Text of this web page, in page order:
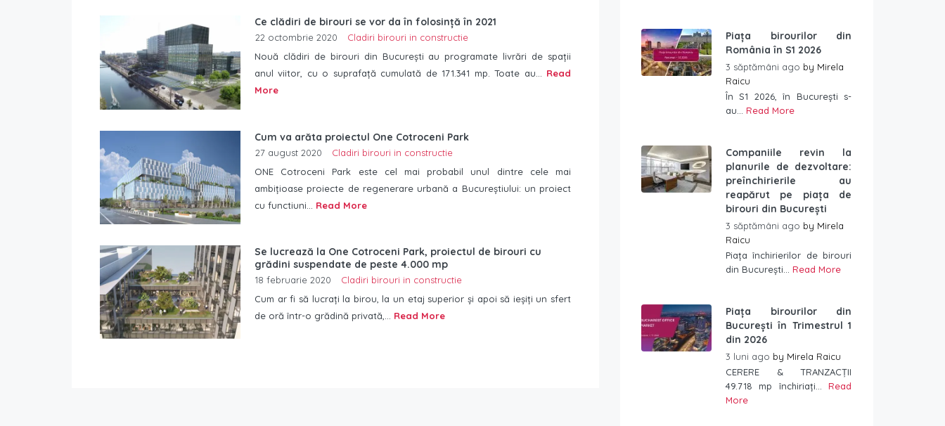
Ce clădiri de birouri se vor da în folosință în 2021
22 octombrie 2020
Cladiri birouri in constructie
Nouă clădiri de birouri din București au programate livrări de spații
anul viitor, cu o suprafață cumulată de 171.341 mp. Toate au... Read
More
Cum va arăta proiectul One Cotroceni Park
27 august 2020
Cladiri birouri in constructie
ONE Cotroceni Park este cel mai probabil unul dintre cele mai
ambițioase proiecte de regenerare urbană a Bucureștiului: un proiect
cu functiuni... Read More
Se lucrează la One Cotroceni Park, proiectul de birouri cu
grădini suspendate de peste 4.000 mp
18 februarie 2020
Cladiri birouri in constructie
Cum ar fi să lucrați la birou, la un etaj superior și apoi să ieșiți un sfert
de oră într-o grădină privată,... Read More
Piața birourilor din
România în S1 2026
3 săptămâni ago by Mirela
Raicu
În S1 2026, în București s-
au... Read More
Companiile revin la
planurile de dezvoltare:
preînchirierile au
reapărut pe piața de
birouri din București
3 săptămâni ago by Mirela
Raicu
Piața închirierilor de birouri
din București... Read More
Piața birourilor din
București în Trimestrul 1
din 2026
3 luni ago by Mirela Raicu
CERERE & TRANZACȚII
49.718 mp închiriați... Read
More